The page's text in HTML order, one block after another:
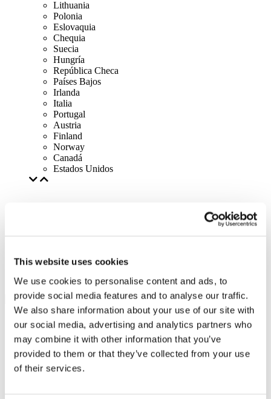
This website uses cookies
We use cookies to personalise content and ads, to
provide social media features and to analyse our traffic.
We also share information about your use of our site with
our social media, advertising and analytics partners who
may combine it with other information that you’ve
provided to them or that they’ve collected from your use
of their services.
Lithuania
Polonia
Eslovaquia
Chequia
Suecia
Hungría
República Checa
Países Bajos
Irlanda
Italia
Portugal
Austria
Finland
Norway
Canadá
Estados Unidos